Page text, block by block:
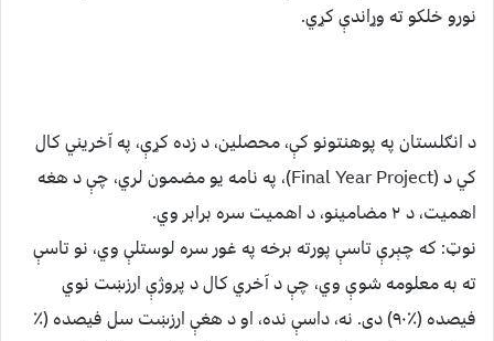
نورو خلکو ته وړاندې کړي.
د انګلستان په پوهنتونو کې، محصلین، د زده کړې، په آخریني کال
کي د (Final Year Project)، په نامه یو مضمون لري، چې د هغه
اهمیت، د ۲ مضامینو، د اهمیت سره برابر وي.
نوټ: که چېرې تاسې پورته برخه په غور سره لوستلې وي، نو تاسې
ته به معلومه شوې وي، چې د آخري کال د پروژې ارزښت نوي
فیصده (٪۹۰) دی. نه، داسې نده، او د هغې ارزښت سل فیصده (٪